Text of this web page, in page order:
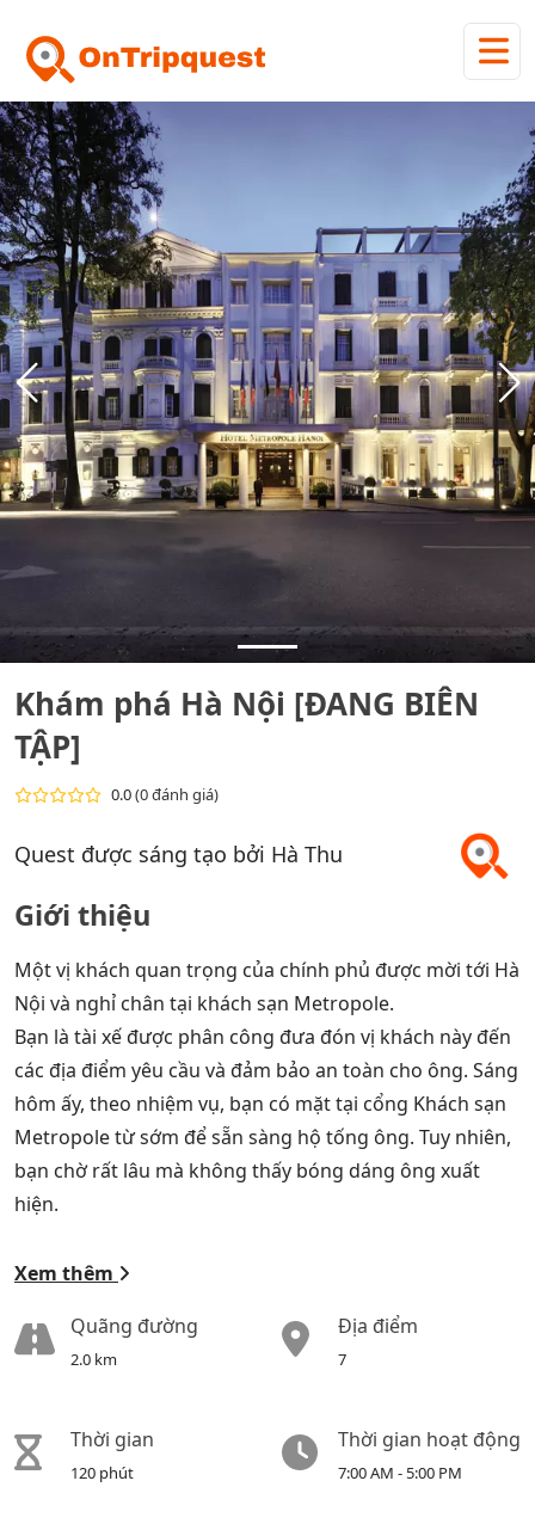
Khám phá Hà Nội [ĐANG BIÊN
TẬP]
0.0(0 đánh giá)
Quest được sáng tạo bởi Hà Thu
Giới thiệu
Một vị khách quan trọng của chính phủ được mời tới Hà
Nội và nghỉ chân tại khách sạn Metropole.
Bạn là tài xế được phân công đưa đón vị khách này đến
các địa điểm yêu cầu và đảm bảo an toàn cho ông. Sáng
hôm ấy, theo nhiệm vụ, bạn có mặt tại cổng Khách sạn
Metropole từ sớm để sẵn sàng hộ tống ông. Tuy nhiên,
bạn chờ rất lâu mà không thấy bóng dáng ông xuất
hiện.
Xem thêm
Quãng đường
2.0 km
Địa điểm
7
Thời gian
120 phút
Thời gian hoạt động
7:00 AM - 5:00 PM